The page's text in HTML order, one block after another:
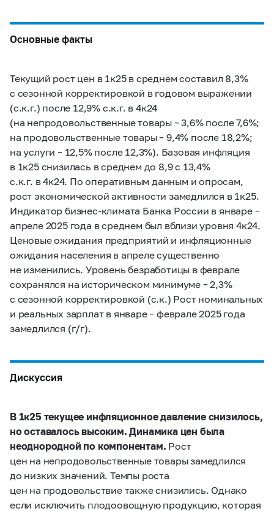
Основные факты
Текущий рост цен в 1к25 в среднем составил 8,3%
с сезонной корректировкой в годовом выражении
(с.к.г.) после 12,9% с.к.г. в 4к24
(на непродовольственные товары – 3,6% после 7,6%;
на продовольственные товары – 9,4% после 18,2%;
на услуги – 12,5% после 12,3%). Базовая инфляция
в 1к25 снизилась в среднем до 8,9 с 13,4%
с.к.г. в 4к24. По оперативным данным и опросам,
рост экономической активности замедлился в 1к25.
Индикатор бизнес-климата Банка России в январе –
апреле 2025 года в среднем был вблизи уровня 4к24.
Ценовые ожидания предприятий и инфляционные
ожидания населения в апреле существенно
не изменились. Уровень безработицы в феврале
сохранялся на историческом минимуме – 2,3%
с сезонной корректировкой (с.к.) Рост номинальных
и реальных зарплат в январе – феврале 2025 года
замедлился (г/г).
Дискуссия
В 1к25 текущее инфляционное давление снизилось,
но оставалось высоким. Динамика цен была
неоднородной по компонентам. Рост
цен на непродовольственные товары замедлился
до низких значений. Темпы роста
цен на продовольствие также снизились. Однако
если исключить плодоовощную продукцию, которая